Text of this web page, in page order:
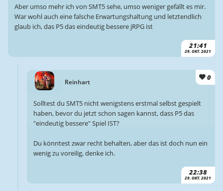
21:41
29. OKT. 2021
Aber umso mehr ich von SMT5 sehe, umso weniger gefällt es mir.
War wohl auch eine falsche Erwartungshaltung und letztendlich
glaub ich, das P5 das eindeutig bessere jRPG ist
Reinhart
0
22:38
29. OKT. 2021
Solltest du SMT5 nicht wenigstens erstmal selbst gespielt
haben, bevor du jetzt schon sagen kannst, dass P5 das
"eindeutig bessere" Spiel IST?
Du könntest zwar recht behalten, aber das ist doch nun ein
wenig zu voreilig, denke ich.